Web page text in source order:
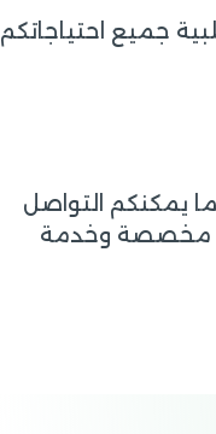
جميع احتياجاتكم
يمكنكم التواصل
مخصصة وخدمة